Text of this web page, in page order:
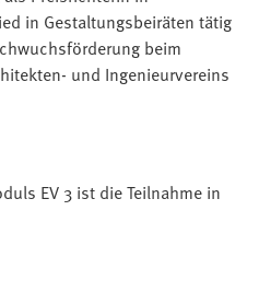
in Gestaltungsbeiräten tätig
beim
und Ingenieurvereins
EV 3 ist die Teilnahme in